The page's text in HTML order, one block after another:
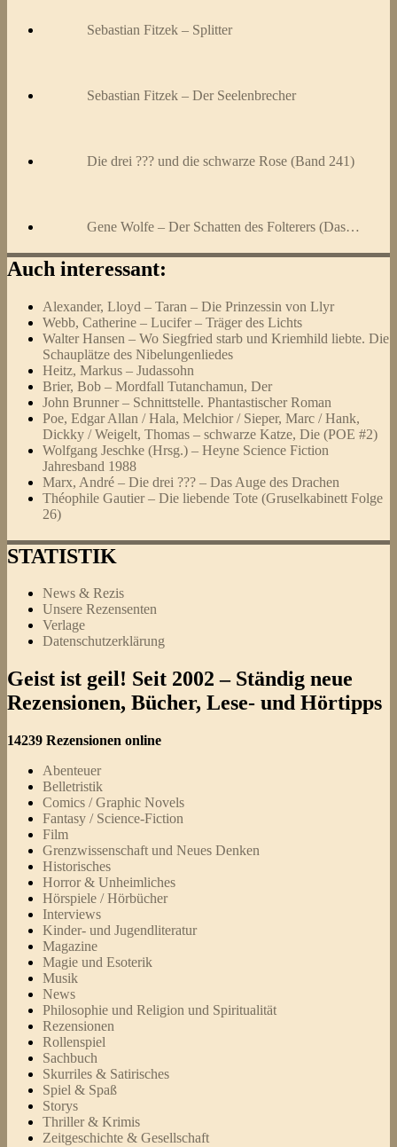
Sebastian Fitzek – Splitter
Sebastian Fitzek – Der Seelenbrecher
Die drei ??? und die schwarze Rose (Band 241)
Gene Wolfe – Der Schatten des Folterers (Das…
Auch interessant:
Alexander, Lloyd – Taran – Die Prinzessin von Llyr
Webb, Catherine – Lucifer – Träger des Lichts
Walter Hansen – Wo Siegfried starb und Kriemhild liebte. Die
Schauplätze des Nibelungenliedes
Heitz, Markus – Judassohn
Brier, Bob – Mordfall Tutanchamun, Der
John Brunner – Schnittstelle. Phantastischer Roman
Poe, Edgar Allan / Hala, Melchior / Sieper, Marc / Hank,
Dickky / Weigelt, Thomas – schwarze Katze, Die (POE #2)
Wolfgang Jeschke (Hrsg.) – Heyne Science Fiction
Jahresband 1988
Marx, André – Die drei ??? – Das Auge des Drachen
Théophile Gautier – Die liebende Tote (Gruselkabinett Folge
26)
STATISTIK
News & Rezis
Unsere Rezensenten
Verlage
Datenschutzerklärung
Geist ist geil! Seit 2002 – Ständig neue
Rezensionen, Bücher, Lese- und Hörtipps
14239 Rezensionen online
Abenteuer
Belletristik
Comics / Graphic Novels
Fantasy / Science-Fiction
Film
Grenzwissenschaft und Neues Denken
Historisches
Horror & Unheimliches
Hörspiele / Hörbücher
Interviews
Kinder- und Jugendliteratur
Magazine
Magie und Esoterik
Musik
News
Philosophie und Religion und Spiritualität
Rezensionen
Rollenspiel
Sachbuch
Skurriles & Satirisches
Spiel & Spaß
Storys
Thriller & Krimis
Zeitgeschichte & Gesellschaft